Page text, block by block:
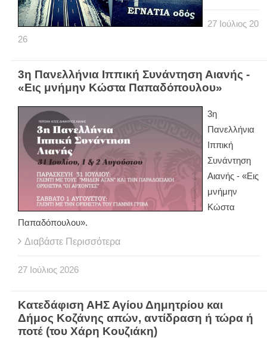
27 Ιούλιος 20
26
3η Πανελλήνια Ιππική Συνάντηση Αιανής -
«Εις μνήμην Κώστα Παπαδόπουλου»
3η
Πανελλήνια
Ιππική
Συνάντηση
Αιανής - «Εις
μνήμην
Κώστα
Παπαδόπουλου».
Διαβάστε Περισσότερα
27 Ιούλιος 2026
Κατεδάφιση ΑΗΣ Αγίου Δημητρίου και
Δήμος Κοζάνης απών, αντίδραση ή τώρα ή
ποτέ (του Χάρη Κουζιάκη)